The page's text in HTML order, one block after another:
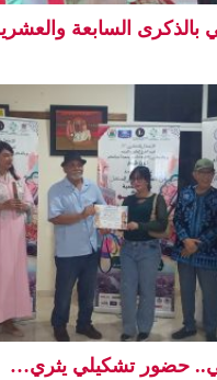
بالذكرى السابعة
حضور تشكيلي يثري…